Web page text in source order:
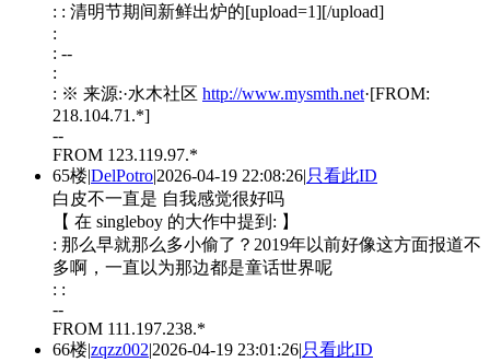
: : 清明节期间新鲜出炉的[upload=1][/upload]
:
: --
:
: ※ 来源:·水木社区 http://www.mysmth.net·[FROM:
218.104.71.*]
--
FROM 123.119.97.*
65楼|DelPotro|2026-04-19 22:08:26|只看此ID
白皮不一直是 自我感觉很好吗
【 在 singleboy 的大作中提到: 】
: 那么早就那么多小偷了？2019年以前好像这方面报道不
多啊，一直以为那边都是童话世界呢
: :
--
FROM 111.197.238.*
66楼|zqzz002|2026-04-19 23:01:26|只看此ID